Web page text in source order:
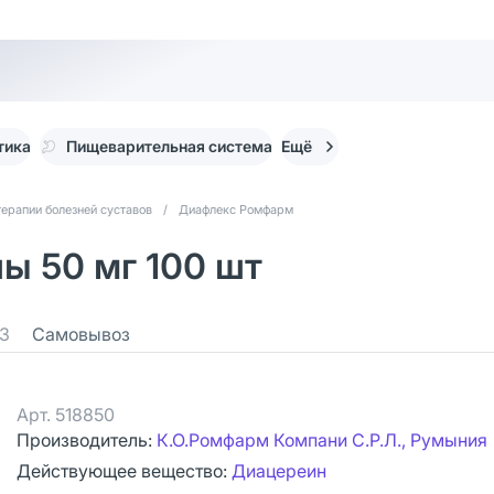
Пищеварительная система Ещё
болезней суставов / Диафлекс Ромфарм
50 мг 100 шт
3 Самовывоз
Арт. 518850
Производитель: К.О.Ромфарм Компани С.Р.Л., Румыния
Действующее вещество: Диацереин